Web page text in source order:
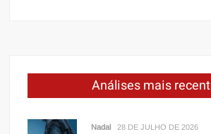
Análises mais
Nadal 28 DE JULHO DE 2026